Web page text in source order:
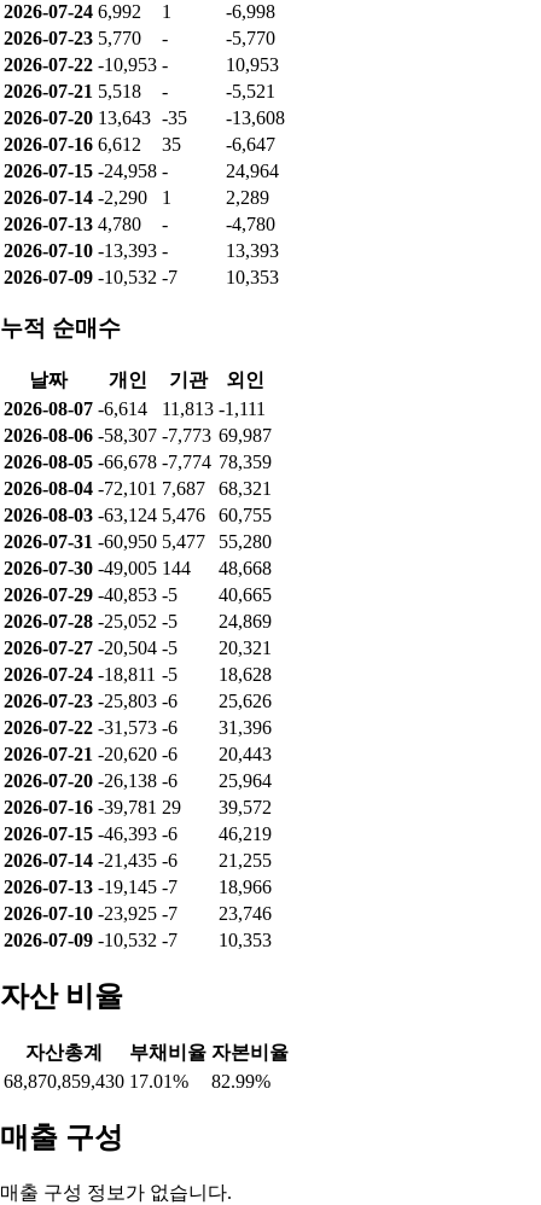
2026-07-24 6,992 1
-6,998
2026-07-23 5,770 -
-5,770
2026-07-22 -10,953 -
10,953
2026-07-21 5,518 -
-5,521
2026-07-20 13,643 -35
-13,608
2026-07-16 6,612 35
-6,647
2026-07-15 -24,958 -
24,964
2026-07-14 -2,290 1
2,289
2026-07-13 4,780 -
-4,780
2026-07-10 -13,393 -
13,393
2026-07-09 -10,532 -7 10,353
누적 순매수
날짜 개인 기관
외인
2026-08-07 -6,614 11,813 -1,111
2026-08-06 -58,307 -7,773 69,987
2026-08-05 -66,678 -7,774 78,359
2026-08-04 -72,101 7,687
68,321
2026-08-03 -63,124 5,476
60,755
2026-07-31 -60,950 5,477
55,280
2026-07-30 -49,005 144
48,668
2026-07-29 -40,853 -5
40,665
2026-07-28 -25,052 -5
24,869
2026-07-27 -20,504 -5
20,321
2026-07-24 -18,811 -5
18,628
2026-07-23 -25,803 -6
25,626
2026-07-22 -31,573 -6
31,396
2026-07-21 -20,620 -6
20,443
2026-07-20 -26,138 -6
25,964
2026-07-16 -39,781 29
39,572
2026-07-15 -46,393 -6
46,219
2026-07-14 -21,435 -6
21,255
2026-07-13 -19,145 -7
18,966
2026-07-10 -23,925 -7
23,746
2026-07-09 -10,532 -7 10,353
자산 비율
자산총계 부채비율 자본비율
68,870,859,430 17.01% 82.99%
매출 구성
매출 구성 정보가 없습니다.